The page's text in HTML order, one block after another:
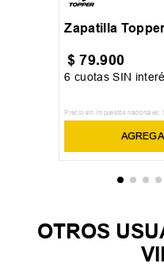
Zapatilla
$ 79.900
6 cuotas SIN
Precio sin impuestos nacionales:
OTROS